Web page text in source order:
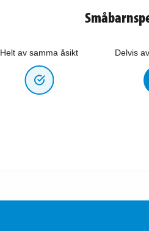
Helt av samma åsikt Delvis